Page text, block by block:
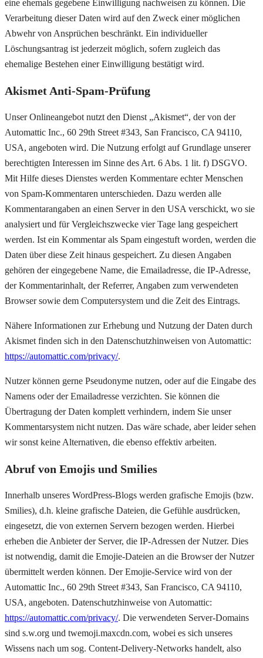
eine ehemals gegebene Einwilligung nachweisen zu können. Die
Verarbeitung dieser Daten wird auf den Zweck einer möglichen
Abwehr von Ansprüchen beschränkt. Ein individueller
Löschungsantrag ist jederzeit möglich, sofern zugleich das
ehemalige Bestehen einer Einwilligung bestätigt wird.
Akismet Anti-Spam-Prüfung
Unser Onlineangebot nutzt den Dienst „Akismet“, der von der
Automattic Inc., 60 29th Street #343, San Francisco, CA 94110,
USA, angeboten wird. Die Nutzung erfolgt auf Grundlage unserer
berechtigten Interessen im Sinne des Art. 6 Abs. 1 lit. f) DSGVO.
Mit Hilfe dieses Dienstes werden Kommentare echter Menschen
von Spam-Kommentaren unterschieden. Dazu werden alle
Kommentarangaben an einen Server in den USA verschickt, wo sie
analysiert und für Vergleichszwecke vier Tage lang gespeichert
werden. Ist ein Kommentar als Spam eingestuft worden, werden die
Daten über diese Zeit hinaus gespeichert. Zu diesen Angaben
gehören der eingegebene Name, die Emailadresse, die IP-Adresse,
der Kommentarinhalt, der Referrer, Angaben zum verwendeten
Browser sowie dem Computersystem und die Zeit des Eintrags.
Nähere Informationen zur Erhebung und Nutzung der Daten durch
Akismet finden sich in den Datenschutzhinweisen von Automattic:
https://automattic.com/privacy/.
Nutzer können gerne Pseudonyme nutzen, oder auf die Eingabe des
Namens oder der Emailadresse verzichten. Sie können die
Übertragung der Daten komplett verhindern, indem Sie unser
Kommentarsystem nicht nutzen. Das wäre schade, aber leider sehen
wir sonst keine Alternativen, die ebenso effektiv arbeiten.
Abruf von Emojis und Smilies
Innerhalb unseres WordPress-Blogs werden grafische Emojis (bzw.
Smilies), d.h. kleine grafische Dateien, die Gefühle ausdrücken,
eingesetzt, die von externen Servern bezogen werden. Hierbei
erheben die Anbieter der Server, die IP-Adressen der Nutzer. Dies
ist notwendig, damit die Emojie-Dateien an die Browser der Nutzer
übermittelt werden können. Der Emojie-Service wird von der
Automattic Inc., 60 29th Street #343, San Francisco, CA 94110,
USA, angeboten. Datenschutzhinweise von Automattic:
https://automattic.com/privacy/. Die verwendeten Server-Domains
sind s.w.org und twemoji.maxcdn.com, wobei es sich unseres
Wissens nach um sog. Content-Delivery-Networks handelt, also